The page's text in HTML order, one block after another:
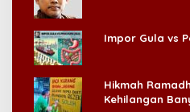
Impor Gula vs
Hikmah
Kehilangan